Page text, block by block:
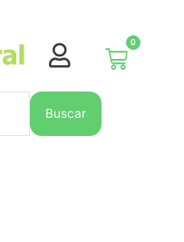
0
Carrito
Buscar